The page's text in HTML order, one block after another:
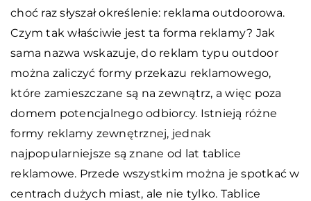
choć raz słyszał określenie: reklama outdoorowa.
Czym tak właściwie jest ta forma reklamy? Jak
sama nazwa wskazuje, do reklam typu outdoor
można zaliczyć formy przekazu reklamowego,
które zamieszczane są na zewnątrz, a więc poza
domem potencjalnego odbiorcy. Istnieją różne
formy reklamy zewnętrznej, jednak
najpopularniejsze są znane od lat tablice
reklamowe. Przede wszystkim można je spotkać w
centrach dużych miast, ale nie tylko. Tablice